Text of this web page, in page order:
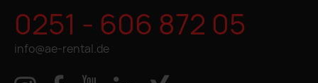
0251 - 606 872 05
info@ae-rental.de